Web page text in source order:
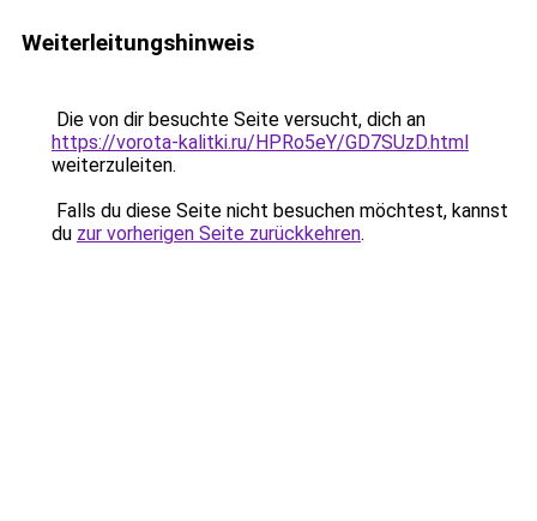
Weiterleitungshinweis
Die von dir besuchte Seite versucht, dich an
https://vorota-kalitki.ru/HPRo5eY/GD7SUzD.html
weiterzuleiten.
Falls du diese Seite nicht besuchen möchtest, kannst
du zur vorherigen Seite zurückkehren.